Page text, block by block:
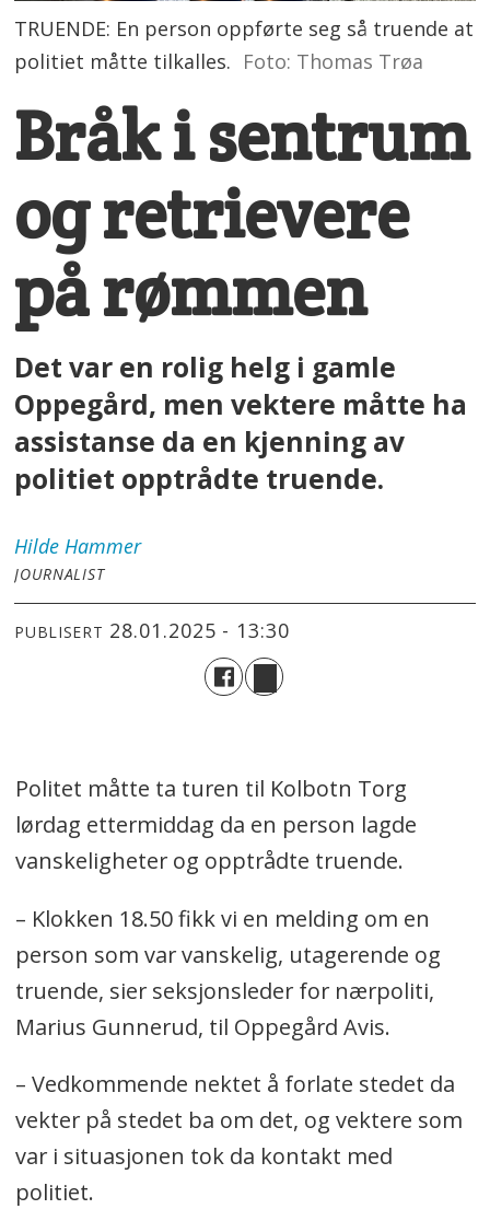
TRUENDE: En person oppførte seg så truende at
politiet måtte tilkalles. Foto: Thomas Trøa
Bråk i sentrum
og retrievere
på rømmen
Det var en rolig helg i gamle
Oppegård, men vektere måtte ha
assistanse da en kjenning av
politiet opptrådte truende.
Hilde Hammer
JOURNALIST
PUBLISERT 28.01.2025 - 13:30
Politet måtte ta turen til Kolbotn Torg
lørdag ettermiddag da en person lagde
vanskeligheter og opptrådte truende.
– Klokken 18.50 fikk vi en melding om en
person som var vanskelig, utagerende og
truende, sier seksjonsleder for nærpoliti,
Marius Gunnerud, til Oppegård Avis.
– Vedkommende nektet å forlate stedet da
vekter på stedet ba om det, og vektere som
var i situasjonen tok da kontakt med
politiet.